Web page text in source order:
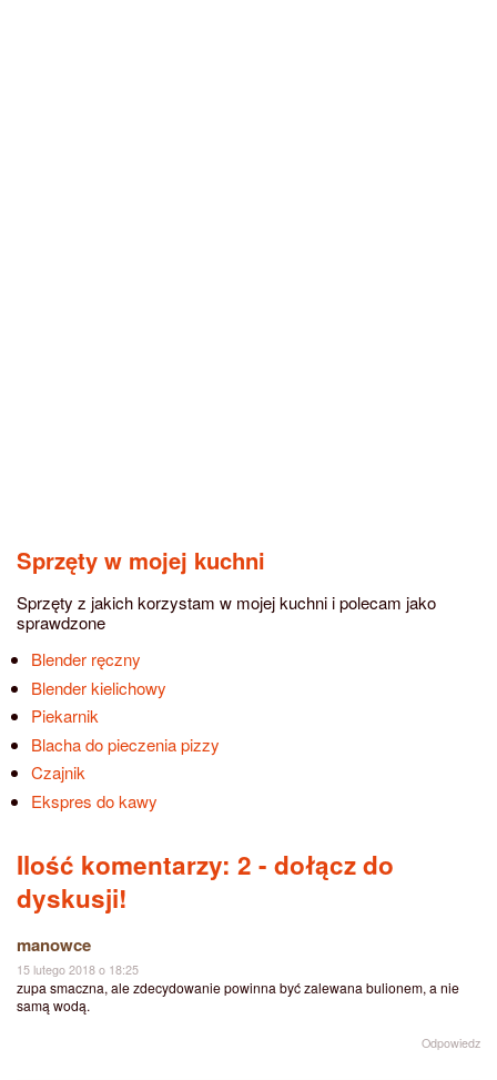
Sprzęty w mojej kuchni
Sprzęty z jakich korzystam w mojej kuchni i polecam jako
sprawdzone
Blender ręczny
Blender kielichowy
Piekarnik
Blacha do pieczenia pizzy
Czajnik
Ekspres do kawy
Ilość komentarzy: 2 - dołącz do
dyskusji!
manowce
15 lutego 2018 o 18:25
zupa smaczna, ale zdecydowanie powinna być zalewana bulionem, a nie
samą wodą.
Odpowiedz